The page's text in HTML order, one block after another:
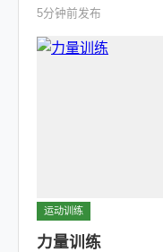
5分钟前发布
运动训练
力量训练